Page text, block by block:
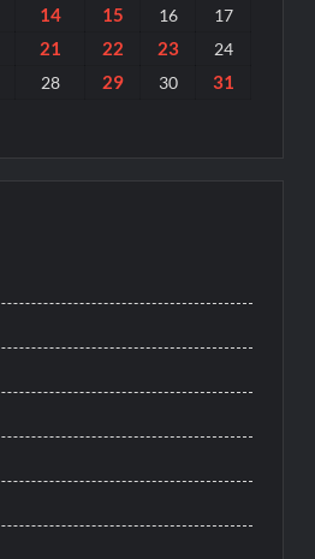
14 15 16 17
21 22 23
24
28 29 30 31